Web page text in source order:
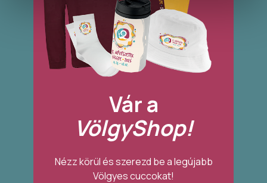
Vár a
VölgyShop!
Nézz körül és szerezd be a legújabb
Völgyes cuccokat!